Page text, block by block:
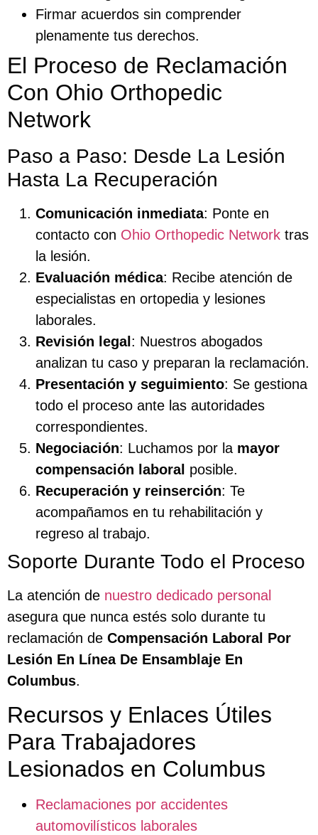
Firmar acuerdos sin comprender
plenamente tus derechos.
El Proceso de Reclamación
Con Ohio Orthopedic
Network
Paso a Paso: Desde La Lesión
Hasta La Recuperación
Comunicación inmediata: Ponte en
contacto con Ohio Orthopedic Network tras
la lesión.
Evaluación médica: Recibe atención de
especialistas en ortopedia y lesiones
laborales.
Revisión legal : Nuestros abogados
analizan tu caso y preparan la reclamación.
Presentación y seguimiento: Se gestiona
todo el proceso ante las autoridades
correspondientes.
Negociación: Luchamos por la mayor
compensación laboral posible.
Recuperación y reinserción: Te
acompañamos en tu rehabilitación y
regreso al trabajo.
Soporte Durante Todo el Proceso
La atención de nuestro dedicado personal
asegura que nunca estés solo durante tu
reclamación de Compensación Laboral Por
Lesión En Línea De Ensamblaje En
Columbus.
Recursos y Enlaces Útiles
Para Trabajadores
Lesionados en Columbus
Reclamaciones por accidentes
automovilísticos laborales